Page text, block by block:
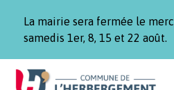
La mairie sera fermée le
samedis 1er, 8, 15 et 22 août.
Aller
Aller
Aller